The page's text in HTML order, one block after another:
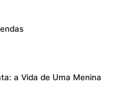
a Vida de Uma Menina